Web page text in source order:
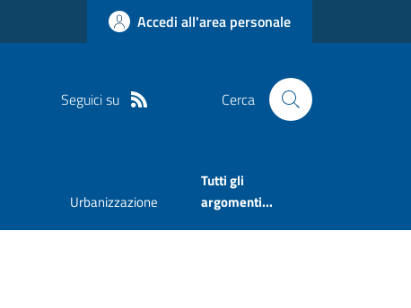
Accedi all'area personale
Seguici su Cerca
Urbanizzazione
Tutti gli
argomenti...